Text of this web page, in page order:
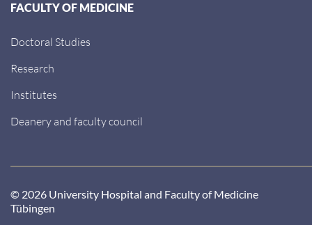
FACULTY OF MEDICINE
Doctoral Studies
Research
Institutes
Deanery and faculty council
© 2026 University Hospital and Faculty of Medicine
Tübingen